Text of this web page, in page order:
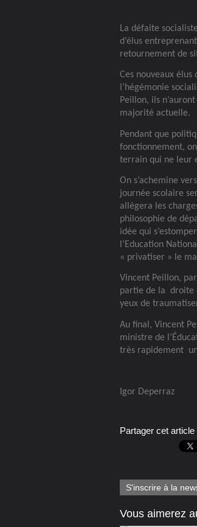
La défaite
d’élus
retournement de
Ces nouveaux
l’hégémonie
Peillon, ils
majorité actuelle.
Pendant que
fonctionnement,
terrain qui ne leur
On s’achemine
journée scolaire
allégera les
philosophie de
idée qui
l’Education
« privatiser » le
Vincent Peillon,
partie de la droite
yeux de
Au final, Vincent
ministre de
très rapidement
Igor Deperraz
Partager cet article
S'inscrire à la
Vous aimerez